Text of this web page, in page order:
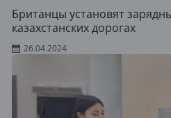
Британцы установят
казахстанских дорогах
26.04.2024